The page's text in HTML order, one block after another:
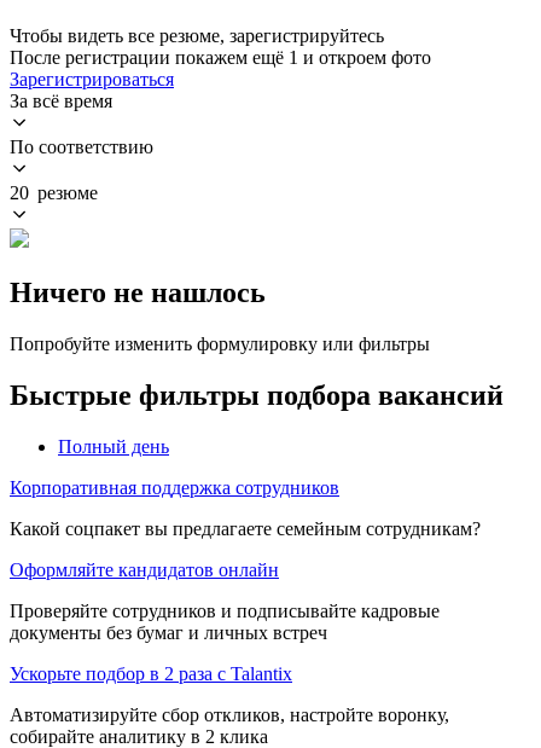
Чтобы видеть все резюме, зарегистрируйтесь
После регистрации покажем ещё 1 и откроем фото
Зарегистрироваться
За всё время
По соответствию
20 резюме
Ничего не нашлось
Попробуйте изменить формулировку или фильтры
Быстрые фильтры подбора вакансий
Полный день
Корпоративная поддержка сотрудников
Какой соцпакет вы предлагаете семейным сотрудникам?
Оформляйте кандидатов онлайн
Проверяйте сотрудников и подписывайте кадровые
документы без бумаг и личных встреч
Ускорьте подбор в 2 раза с Talantix
Автоматизируйте сбор откликов, настройте воронку,
собирайте аналитику в 2 клика